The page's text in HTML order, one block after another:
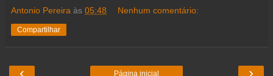
Antonio Pereira às 05:48 Nenhum comentário:
Compartilhar
‹ ›
Página inicial